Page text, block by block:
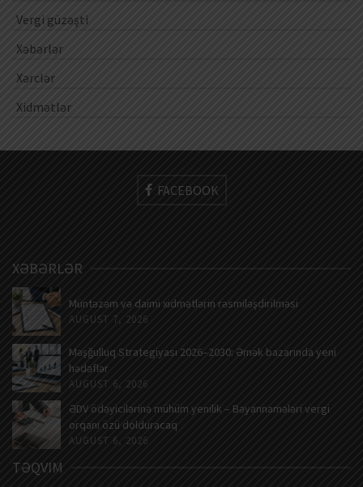
Vergi güzəşti
Xəbərlər
Xərclər
Xidmətlər
FACEBOOK
XƏBƏRLƏR
Müntəzəm və daimi xidmətlərin rəsmiləşdirilməsi
AUGUST 7, 2026
Məşğulluq Strategiyası 2026–2030: Əmək bazarında yeni
hədəflər
AUGUST 6, 2026
ƏDV ödəyicilərinə mühüm yenilik – Bəyannamələri vergi
orqanı özü dolduracaq
AUGUST 6, 2026
TƏQVIM